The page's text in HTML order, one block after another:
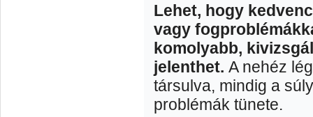
Lehet, hogy
vagy
komolyabb,
jelenthet. A nehéz
társulva, mindig a
problémák tünete.